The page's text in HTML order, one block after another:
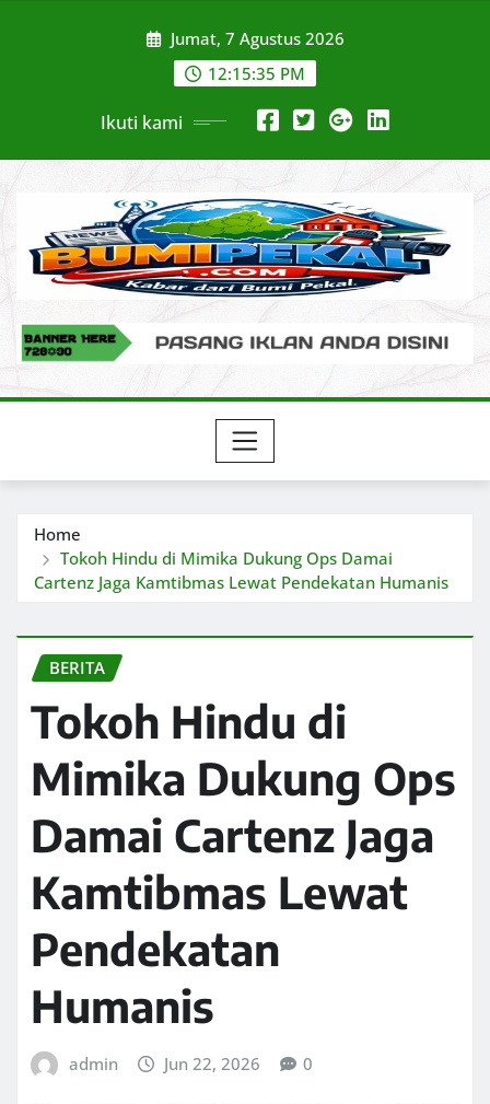
Jumat, 7 Agustus 2026
12:15:36 PM
Ikuti kami
Home
Tokoh Hindu di Mimika Dukung Ops Damai
Cartenz Jaga Kamtibmas Lewat Pendekatan Humanis
BERITA
Tokoh Hindu di
Mimika Dukung Ops
Damai Cartenz Jaga
Kamtibmas Lewat
Pendekatan
Humanis
admin Jun 22, 2026 0